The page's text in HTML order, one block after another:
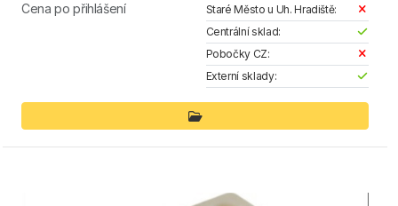
Cena po přihlášení
Staré Město u Uh. Hradiště:
Centrální sklad:
Pobočky CZ:
Externí sklady: